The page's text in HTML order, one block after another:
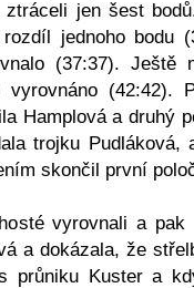
jen šest
jednoho bodu
(37:37). Ještě
(42:42).
Hamplová a druhý
trojku Pudláková,
skončil první
vyrovnali a pak
a dokázala, že
průniku Kuster a